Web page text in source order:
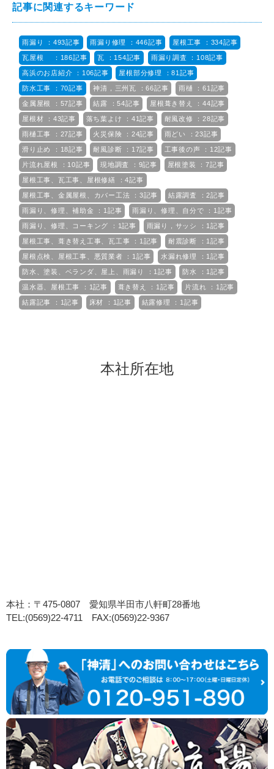
記事に関連するキーワード
雨漏り ：493記事 雨漏り修理 ：446記事 屋根工事 ：334記事
瓦屋根 ：186記事 瓦 ：154記事 雨漏り調査 ：108記事
高浜のお店紹介 ：106記事 屋根部分修理 ：81記事
防水工事 ：70記事 神清，三州瓦 ：66記事 雨樋 ：61記事
金属屋根 ：57記事 結露 ：54記事 屋根葺き替え ：44記事
屋根材 ：43記事 落ち葉よけ ：41記事 耐風改修 ：28記事
雨樋工事 ：27記事 火災保険 ：24記事 雨どい ：23記事
滑り止め ：18記事 耐風診断 ：17記事 工事後の声 ：12記事
片流れ屋根 ：10記事 現地調査 ：9記事 屋根塗装 ：7記事
屋根工事、瓦工事、屋根修繕 ：4記事
屋根工事、金属屋根、カバー工法 ：3記事 結露調査 ：2記事
雨漏り、修理、補助金 ：1記事 雨漏り、修理、自分で ：1記事
雨漏り、修理、コーキング ：1記事 雨漏り，サッシ ：1記事
屋根工事、葺き替え工事、瓦工事 ：1記事 耐震診断 ：1記事
屋根点検、屋根工事、悪質業者 ：1記事 水漏れ修理 ：1記事
防水、塗装、ベランダ、屋上、雨漏り ：1記事 防水 ：1記事
温水器、屋根工事 ：1記事 葺き替え ：1記事 片流れ ：1記事
結露記事 ：1記事 床材 ：1記事 結露修理 ：1記事
本社所在地
本社：〒475-0807 愛知県半田市八軒町28番地
TEL:(0569)22-4711 FAX:(0569)22-9367